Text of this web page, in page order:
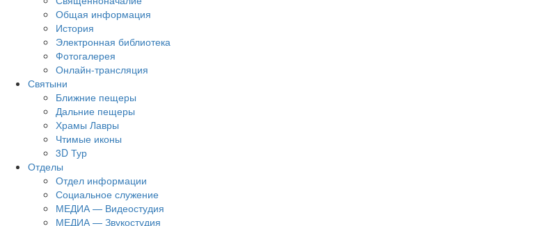
Общая информация
История
Электронная библиотека
Фотогалерея
Онлайн-трансляция
Святыни
Ближние пещеры
Дальние пещеры
Храмы Лавры
Чтимые иконы
3D Тур
Отделы
Отдел информации
Социальное служение
МЕДИА — Видеостудия
МЕДИА — Звукостудия